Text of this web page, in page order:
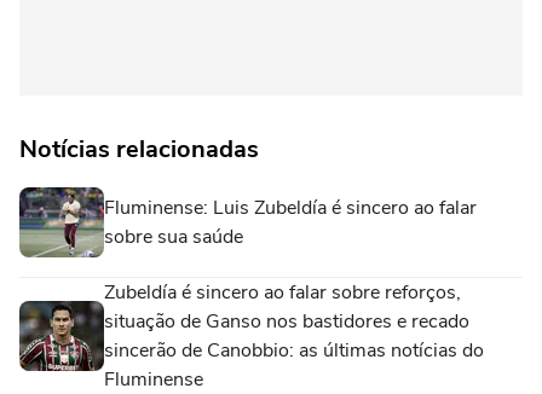
Notícias relacionadas
Fluminense: Luis Zubeldía é sincero ao falar
sobre sua saúde
Zubeldía é sincero ao falar sobre reforços,
situação de Ganso nos bastidores e recado
sincerão de Canobbio: as últimas notícias do
Fluminense